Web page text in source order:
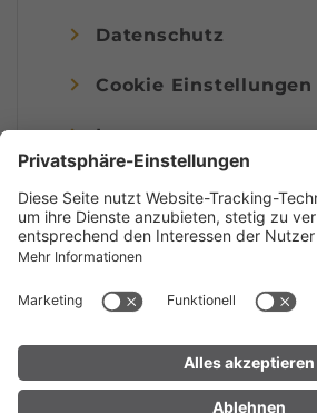
Datenschutz
Cookie Einstellungen
Impressum